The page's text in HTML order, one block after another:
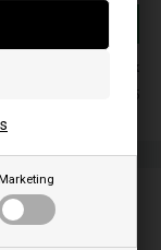
En stock
Entrega 2-5
de humo o